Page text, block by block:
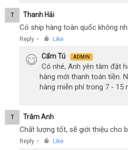
T Thanh Hải
Có ship hàng toàn quốc không
Reply ● Like
Cẩm Tú ADMIN
Có nhé, Anh yên tâm đặt
hàng mới thanh toán tiền.
hàng miễn phí trong 7 - 15
T Trâm Anh
Chất lượng tốt, sẽ giới thiệu cho
Reply ● Like